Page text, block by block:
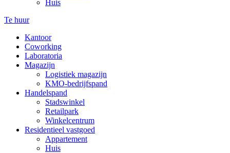
Huis
Te huur
Kantoor
Coworking
Laboratoria
Magazijn
Logistiek magazijn
KMO-bedrijfspand
Handelspand
Stadswinkel
Retailpark
Winkelcentrum
Residentieel vastgoed
Appartement
Huis